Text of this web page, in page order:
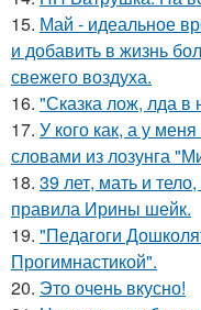
15. Май - идеальное
и добавить в жизнь
свежего воздуха.
16. "Сказка лож, лда в
17. У кого как, а у
словами из лозунга
18. 39 лет, мать и
правила Ирины шейк.
19. "Педагоги
Прогимнастикой".
20. Это очень вкусно!